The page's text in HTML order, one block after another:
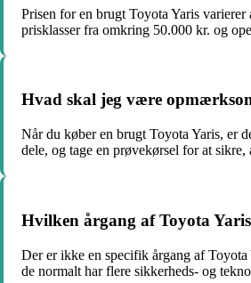
Prisen for en brugt Toyota Yaris
prisklasser fra omkring 50.000 kr. og
Hvad skal jeg være
Når du køber en brugt Toyota Yaris, er
dele, og tage en prøvekørsel for at
Hvilken årgang af Toyota
Der er ikke en specifik årgang af
de normalt har flere sikkerheds- og